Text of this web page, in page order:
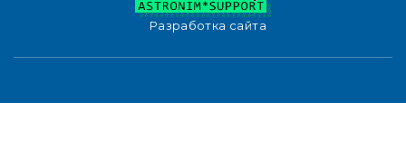
Разработка сайта